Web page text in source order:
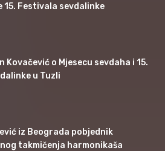
15. Festivala sevdalinke
Kovačević o Mjesecu sevdaha i 15.
u Tuzli
iz Beograda pobjednik
takmičenja harmonikaša